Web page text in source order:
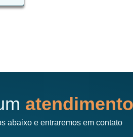
abaixo e entraremos em contato